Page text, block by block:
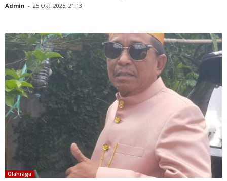
Admin - 25 Okt. 2025, 21.13
Olahraga